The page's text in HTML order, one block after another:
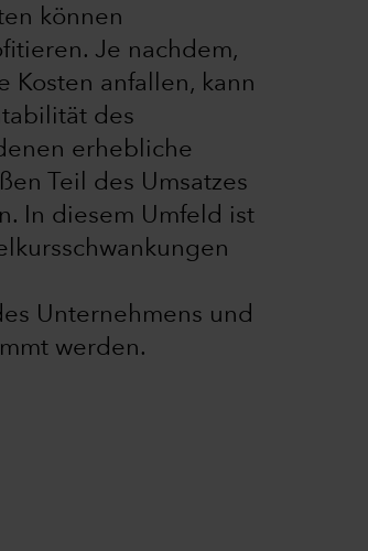
können
Je nachdem,
Kosten anfallen, kann
des
erhebliche
Teil des Umsatzes
In diesem Umfeld ist
Unternehmens und
werden.